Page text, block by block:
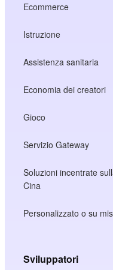
Ecommerce
Istruzione
Assistenza sanitaria
Economia dei creatori
Gioco
Servizio Gateway
Soluzioni incentrate
Cina
Personalizzato o su
Sviluppatori